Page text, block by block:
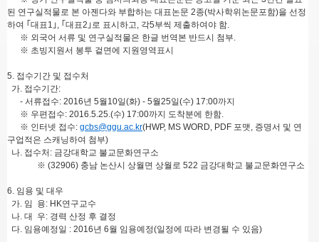
된 연구실적물로 본 아젠다와 부합하는 대표논문 2종(박사학위논문포함)을 선정
하여 ｢대표1｣, ｢대표2｣로 표시하고, 각5부씩 제출하여야 함.
※ 외국어 서류 및 연구실적물은 한글 번역본 반드시 첨부.
※ 초빙지원서 봉투 겉면에 지원영역표시
5. 접수기간 및 접수처
가. 접수기간:
- 서류접수: 2016년 5월10일(화) - 5월25일(수) 17:00까지
※ 우편접수: 2016.5.25.(수) 17:00까지 도착분에 한함.
※ 인터넷 접수: gcbs@ggu.ac.kr(HWP, MS WORD, PDF 포맷, 증명서 및 연
구업적은 스캐닝하여 첨부)
나. 접수처: 금강대학교 불교문화연구소
※ (32906) 충남 논산시 상월면 상월로 522 금강대학교 불교문화연구소
6. 임용 및 대우
가. 임 용: HK연구교수
나. 대 우: 경력 산정 후 결정
다. 임용예정일 : 2016년 6월 임용예정(일정에 따라 변경될 수 있음)